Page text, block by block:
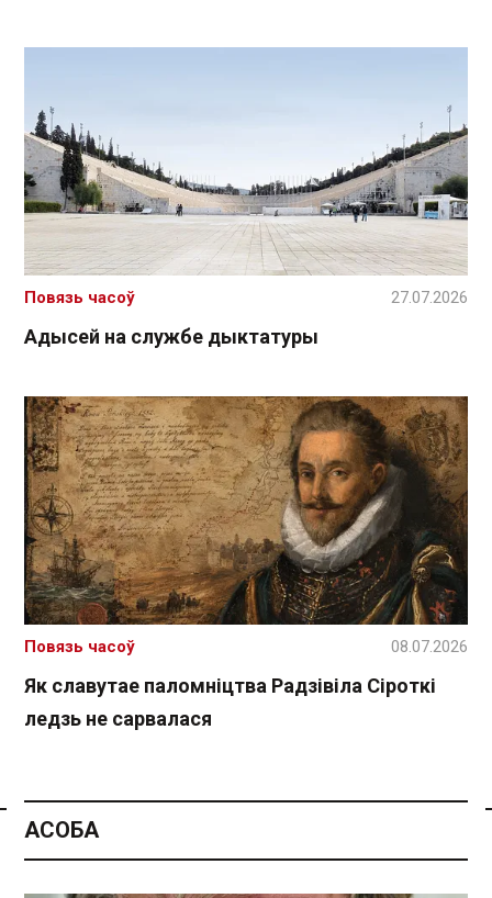
Спасылка без VPN
Адысей на службе дыктатуры
Повязь часоў 27.07.2026
Як славутае паломніцтва Радзівіла Сіроткі
ледзь не сарвалася
Повязь часоў 08.07.2026
АСОБА